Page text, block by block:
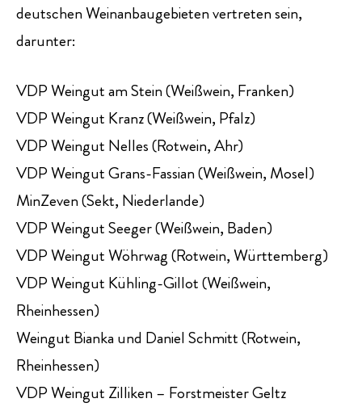
deutschen Weinanbaugebieten vertreten sein,
darunter:
VDP Weingut am Stein (Weißwein, Franken)
VDP Weingut Kranz (Weißwein, Pfalz)
VDP Weingut Nelles (Rotwein, Ahr)
VDP Weingut Grans-Fassian (Weißwein, Mosel)
MinZeven (Sekt, Niederlande)
VDP Weingut Seeger (Weißwein, Baden)
VDP Weingut Wöhrwag (Rotwein, Württemberg)
VDP Weingut Kühling-Gillot (Weißwein,
Rheinhessen)
Weingut Bianka und Daniel Schmitt (Rotwein,
Rheinhessen)
VDP Weingut Zilliken – Forstmeister Geltz